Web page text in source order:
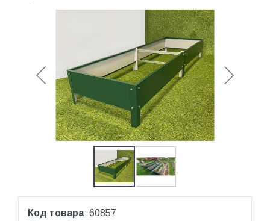
Код товара: 60857